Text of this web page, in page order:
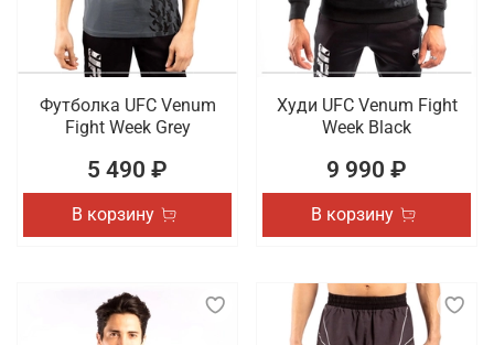
Футболка UFC Venum
Fight Week Grey
5 490 ₽
В корзину
Худи UFC Venum Fight
Week Black
9 990 ₽
В корзину